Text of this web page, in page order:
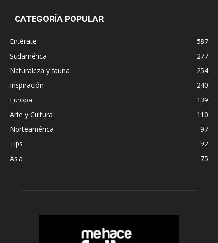
CATEGORÍA POPULAR
Entérate
587
Sudamérica
277
Naturaleza y fauna
254
Inspiración
240
Europa
139
Arte y Cultura
110
Norteamérica
97
Tips
92
Asia
75